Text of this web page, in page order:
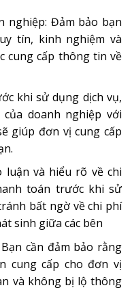
nghiệp: Đảm bảo bạn
tín, kinh nghiệm và
cung cấp thông tin về
khi sử dụng dịch vụ,
doanh nghiệp với
giúp đơn vị cung cấp
luận và hiểu rõ về chi
toán trước khi sử
bất ngờ về chi phí
sinh giữa các bên
cần đảm bảo rằng
cung cấp cho đơn vị
và không bị lộ thông